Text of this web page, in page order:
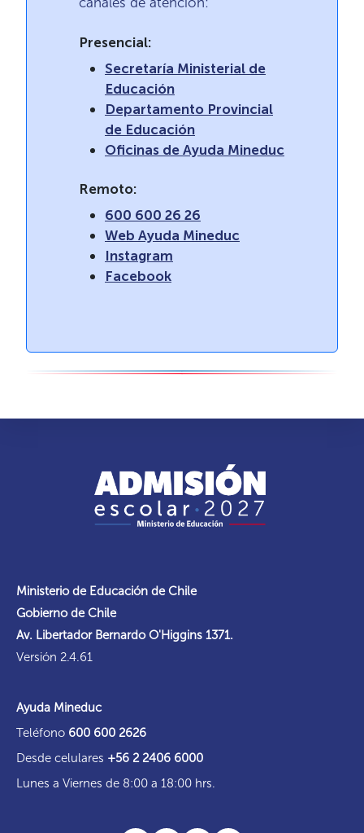
Presencial:
Secretaría Ministerial de
Educación
Departamento Provincial
de Educación
Oficinas de Ayuda Mineduc
Remoto:
600 600 26 26
Web Ayuda Mineduc
Instagram
Facebook
Ministerio de Educación de Chile
Gobierno de Chile
Av. Libertador Bernardo O'Higgins 1371.
Versión 2.4.61
Ayuda Mineduc
Teléfono 600 600 2626
Desde celulares +56 2 2406 6000
Lunes a Viernes de 8:00 a 18:00 hrs.